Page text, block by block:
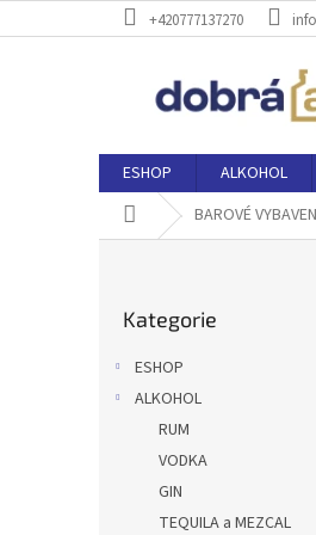
na
+420777137270
ESHOP ALKOHOL
Domů BAROVÉ
kategorie
Kategorie
ESHOP
ALKOHOL
RUM
VODKA
GIN
TEQUILA a MEZCAL